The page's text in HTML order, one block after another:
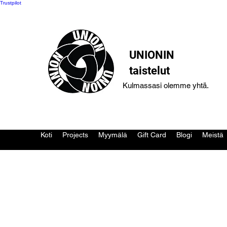
Trustpilot
UNIONIN
taistelut
Kulmassasi olemme yhtä.
Koti Projects Myymälä Gift Card Blogi Meistä